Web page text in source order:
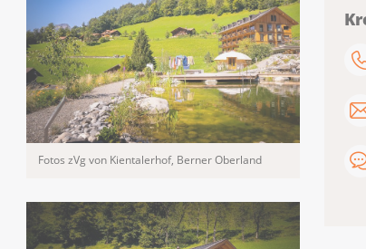
Fotos zVg von Kientalerhof, Berner Oberland